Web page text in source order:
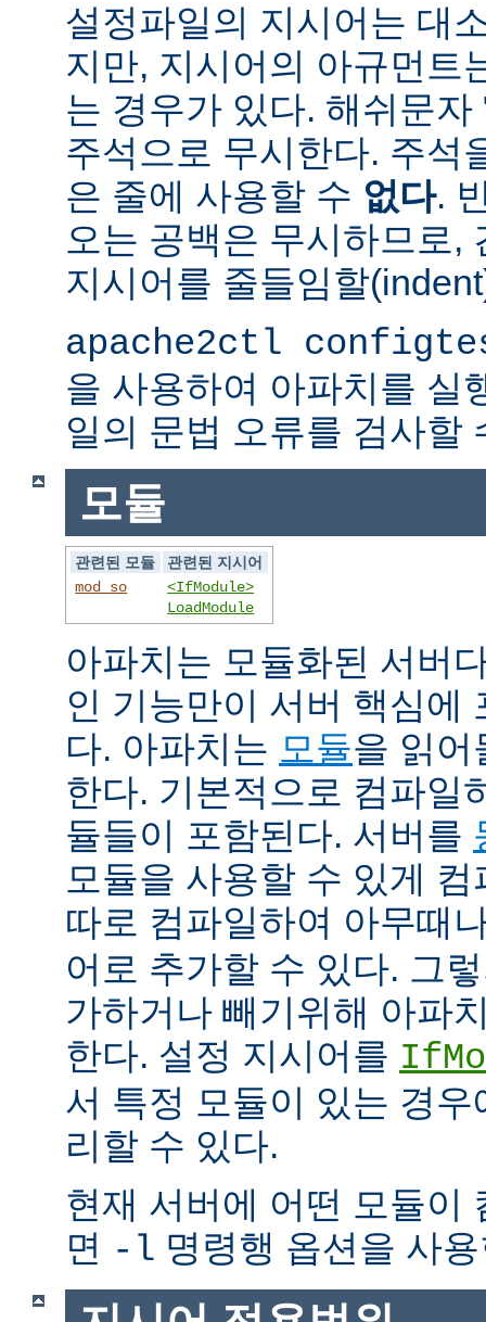
설정파일의 지시어는 대
지만, 지시어의 아규먼트
는 경우가 있다. 해쉬문
주석으로 무시한다. 주석
은 줄에 사용할 수 없다.
오는 공백은 무시하므로,
지시어를 줄들임할
apache2ctl
을 사용하여 아파치를 실
일의 문법 오류를 검사할
모듈
관련된 모듈
관련된 지시어
mod_so
<IfModule>
LoadModule
아파치는 모듈화된 서버
인 기능만이 서버 핵심에
다. 아파치는 모듈을 읽어
한다. 기본적으로 컴파일
듈들이 포함된다. 서버를
모듈을 사용할 수 있게
따로 컴파일하여 아무때
어로 추가할 수 있다. 그
가하거나 빼기위해 아파
한다. 설정 지시어를
서 특정 모듈이 있는 경
리할 수 있다.
현재 서버에 어떤 모듈이
면 -l 명령행 옵션을 사